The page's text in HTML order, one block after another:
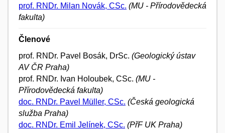
prof. RNDr. Milan Novák, CSc. (MU - Přírodovědecká
fakulta)
Členové
prof. RNDr. Pavel Bosák, DrSc. (Geologický ústav
AV ČR Praha)
prof. RNDr. Ivan Holoubek, CSc. (MU -
Přírodovědecká fakulta)
doc. RNDr. Pavel Müller, CSc. (Česká geologická
služba Praha)
doc. RNDr. Emil Jelínek, CSc. (PřF UK Praha)